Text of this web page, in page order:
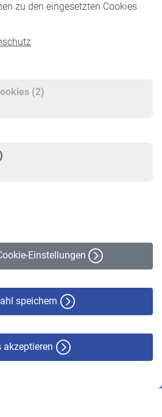
zu den eingesetzten Cookies
(2)
Einstellungen
speichern
akzeptieren